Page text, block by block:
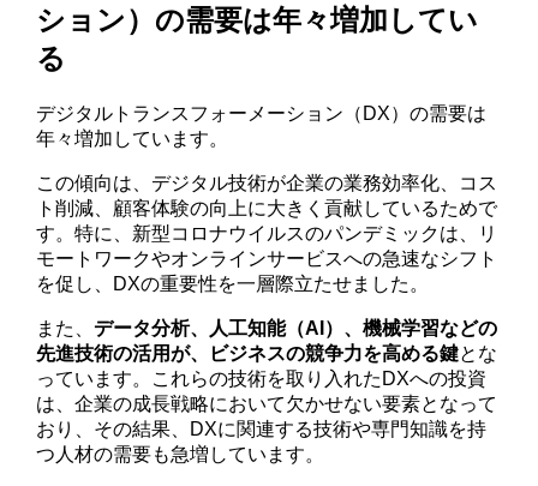
ション）の需要は年々増加してい
る
デジタルトランスフォーメーション（DX）の需要は
年々増加しています。
この傾向は、デジタル技術が企業の業務効率化、コス
ト削減、顧客体験の向上に大きく貢献しているためで
す。特に、新型コロナウイルスのパンデミックは、リ
モートワークやオンラインサービスへの急速なシフト
を促し、DXの重要性を一層際立たせました。
また、データ分析、人工知能（AI）、機械学習などの
先進技術の活用が、ビジネスの競争力を高める鍵とな
っています。これらの技術を取り入れたDXへの投資
は、企業の成長戦略において欠かせない要素となって
おり、その結果、DXに関連する技術や専門知識を持
つ人材の需要も急増しています。